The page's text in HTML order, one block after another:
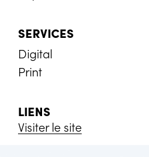
SERVICES
Digital
Print
LIENS
Visiter le site